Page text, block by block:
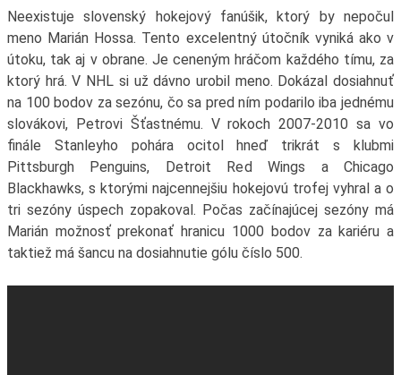
Neexistuje slovenský hokejový fanúšik, ktorý by nepočul
meno Marián Hossa. Tento excelentný útočník vyniká ako v
útoku, tak aj v obrane. Je ceneným hráčom každého tímu, za
ktorý hrá. V NHL si už dávno urobil meno. Dokázal dosiahnuť
na 100 bodov za sezónu, čo sa pred ním podarilo iba jednému
slovákovi, Petrovi Šťastnému. V rokoch 2007-2010 sa vo
finále Stanleyho pohára ocitol hneď trikrát s klubmi
Pittsburgh Penguins, Detroit Red Wings a Chicago
Blackhawks, s ktorými najcennejšiu hokejovú trofej vyhral a o
tri sezóny úspech zopakoval. Počas začínajúcej sezóny má
Marián možnosť prekonať hranicu 1000 bodov za kariéru a
taktiež má šancu na dosiahnutie gólu číslo 500.